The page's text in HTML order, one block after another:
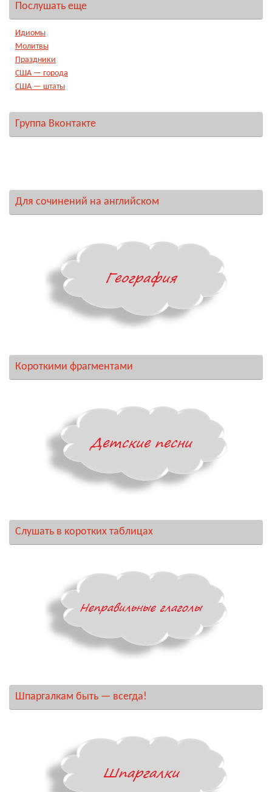
Послушать еще
Идиомы
Молитвы
Праздники
США — города
США — штаты
Группа Вконтакте
Для сочинений на английском
Короткими фрагментами
Слушать в коротких таблицах
Шпаргалкам быть — всегда!